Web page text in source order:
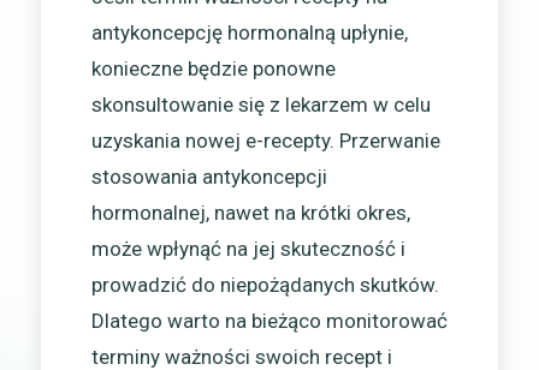
antykoncepcję hormonalną upłynie,
konieczne będzie ponowne
skonsultowanie się z lekarzem w celu
uzyskania nowej e-recepty. Przerwanie
stosowania antykoncepcji
hormonalnej, nawet na krótki okres,
może wpłynąć na jej skuteczność i
prowadzić do niepożądanych skutków.
Dlatego warto na bieżąco monitorować
terminy ważności swoich recept i